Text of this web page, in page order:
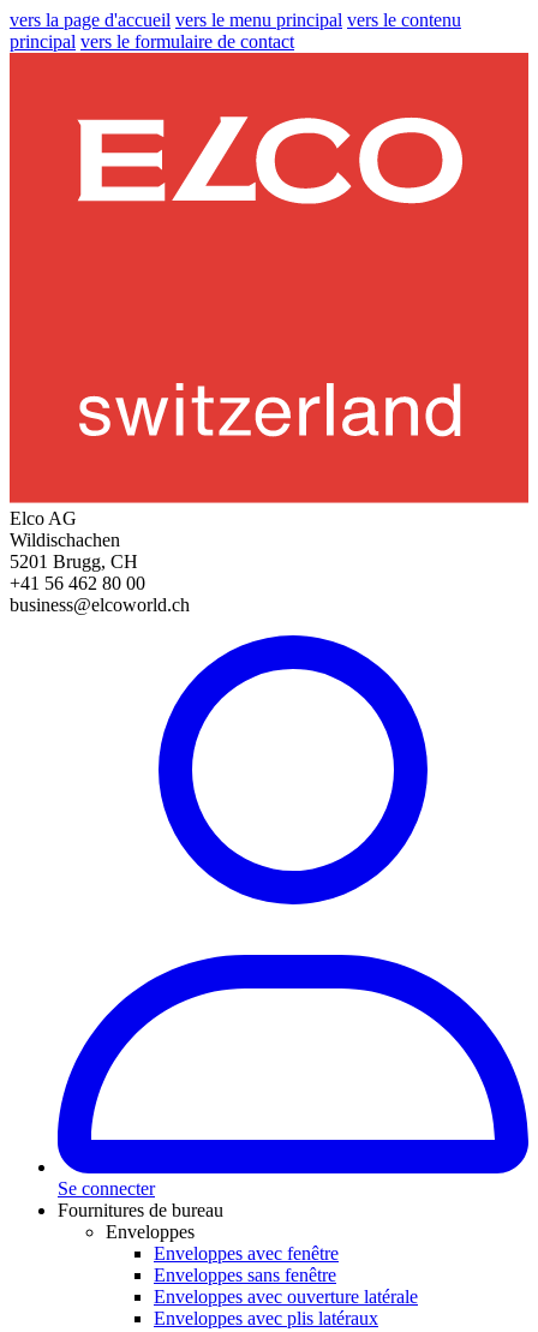
vers la page d'accueil vers le menu principal vers le contenu
principal vers le formulaire de contact
Elco AG
Wildischachen
5201 Brugg, CH
+41 56 462 80 00
business@elcoworld.ch
Se connecter
Fournitures de bureau
Enveloppes
Enveloppes avec fenêtre
Enveloppes sans fenêtre
Enveloppes avec ouverture latérale
Enveloppes avec plis latéraux